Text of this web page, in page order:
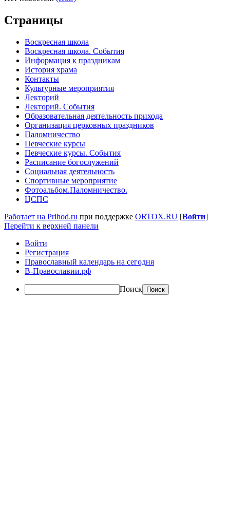
Страницы
Воскресная школа
Воскресная школа. События
Информация к праздникам
История храма
Контакты
Культурные мероприятия
Лекторий
Лекторий. События
Образовательная деятельность прихода
Организация церковных праздников
Паломничество
Певческие курсы
Певческие курсы. События
Расписание богослужений
Социальная деятельность
Спортивные мероприятие
Фотоальбом.Паломничество.
ЦСПС
Работает на Prihod.ru при поддержке ORTOX.RU [Войти]
Перейти к верхней панели
Войти
Регистрация
Православный календарь на сегодня
В-Православии.рф
Поиск